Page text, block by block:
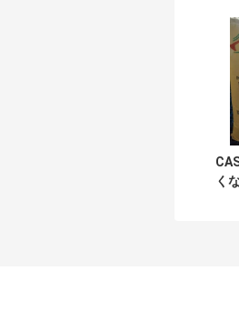
く